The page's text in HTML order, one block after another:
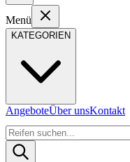
Menü
KATEGORIEN
AngeboteÜber unsKontakt